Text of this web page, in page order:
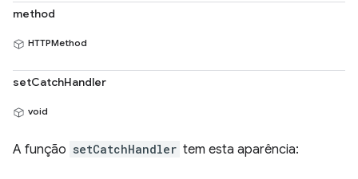
method
HTTPMethod
setCatchHandler
void
A função setCatchHandler tem esta aparência: